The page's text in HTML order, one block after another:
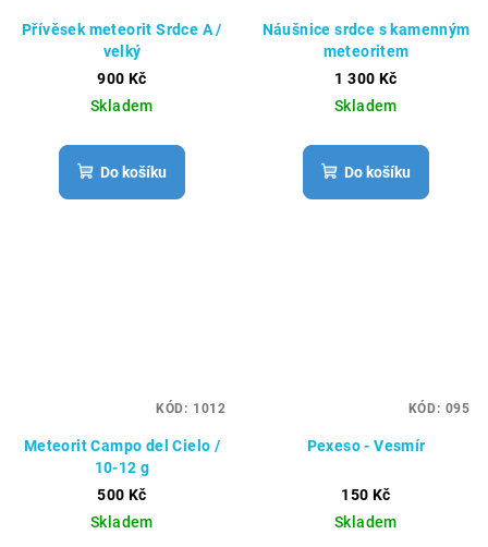
Přívěsek meteorit Srdce A /
velký
900 Kč
Skladem
Do košíku
Náušnice srdce s kamenným
meteoritem
1 300 Kč
Skladem
Do košíku
Meteorit Campo del Cielo /
10-12 g
500 Kč
Skladem
KÓD: 1012
Pexeso - Vesmír
150 Kč
Skladem
KÓD: 095